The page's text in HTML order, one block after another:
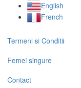
English
French
Termeni si Conditii
Femei singure
Contact